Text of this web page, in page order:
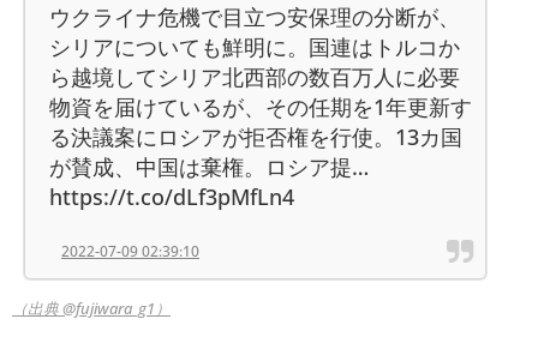
ウクライナ危機で目立つ安保理の分断が、
シリアについても鮮明に。国連はトルコか
ら越境してシリア北西部の数百万人に必要
物資を届けているが、その任期を1年更新す
る決議案にロシアが拒否権を行使。13カ国
が賛成、中国は棄権。ロシア提…
https://t.co/dLf3pMfLn4
2022-07-09 02:39:10
（出典 @fujiwara_g1）